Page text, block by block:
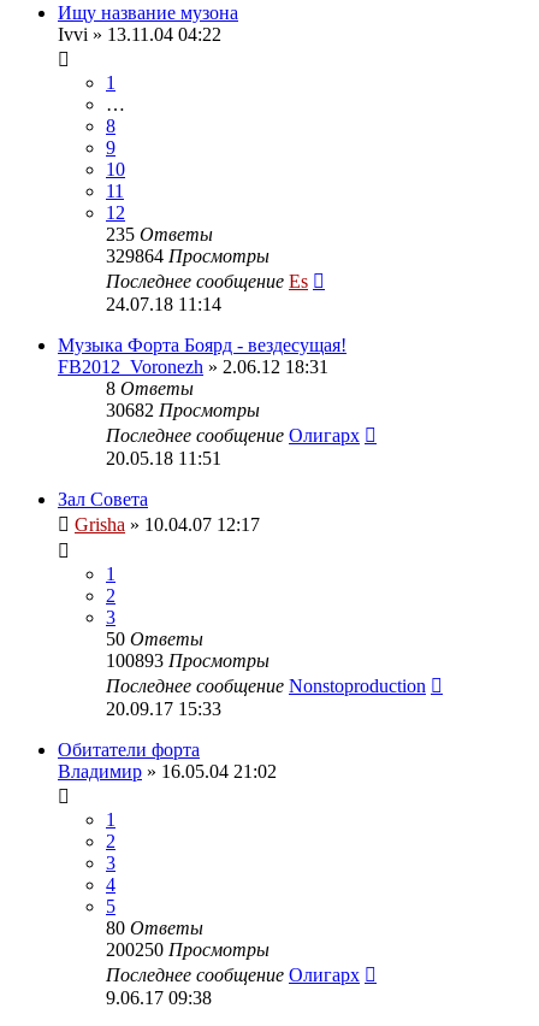
Ищу название музона
Ivvi » 13.11.04 04:22
1
…
8
9
10
11
12
235 Ответы
329864 Просмотры
Последнее сообщение Es
24.07.18 11:14
Музыка Форта Боярд - вездесущая!
FB2012_Voronezh » 2.06.12 18:31
8 Ответы
30682 Просмотры
Последнее сообщение Олигарх
20.05.18 11:51
Зал Совета
Grisha » 10.04.07 12:17
1
2
3
50 Ответы
100893 Просмотры
Последнее сообщение Nonstoproduction
20.09.17 15:33
Обитатели форта
Владимир » 16.05.04 21:02
1
2
3
4
5
80 Ответы
200250 Просмотры
Последнее сообщение Олигарх
9.06.17 09:38